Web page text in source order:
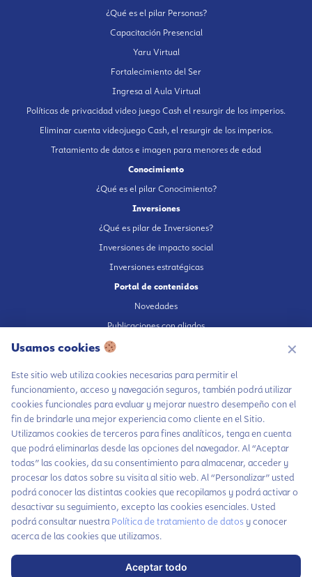
Chatea con LiA
¿Qué es el pilar Personas?
Capacitación Presencial
Yaru Virtual
Fortalecimiento del Ser
Ingresa al Aula Virtual
Políticas de privacidad video juego Cash el resurgir de los imperios.
Eliminar cuenta videojuego Cash, el resurgir de los imperios.
Tratamiento de datos e imagen para menores de edad
Conocimiento
¿Qué es el pilar Conocimiento?
Inversiones
¿Qué es pilar de Inversiones?
Inversiones de impacto social
Inversiones estratégicas
Portal de contenidos
Novedades
Publicaciones con aliados
Fundación en medios
Escúchanos en Spotify
Autorización de tratamiento de datos
Aviso Privacidad
Política tratamiento de datos
Política inversiones responsables y del Pilar Inversiones
Usamos cookies ✕
Este sitio web utiliza cookies necesarias para permitir el
funcionamiento, acceso y navegación seguros, también podrá utilizar
cookies funcionales para evaluar y mejorar nuestro desempeño con el
fin de brindarle una mejor experiencia como cliente en el Sitio.
Utilizamos cookies de terceros para fines analíticos, tenga en cuenta
que podrá eliminarlas desde las opciones del navegador. Al “Aceptar
todas” las cookies, da su consentimiento para almacenar, acceder y
procesar los datos sobre su visita al sitio web. Al “Personalizar” usted
podrá conocer las distintas cookies que recopilamos y podrá activar o
desactivar su seguimiento, excepto las cookies esenciales. Usted
podrá consultar nuestra Política de tratamiento de datos y conocer
acerca de las cookies que utilizamos.
Aceptar todo